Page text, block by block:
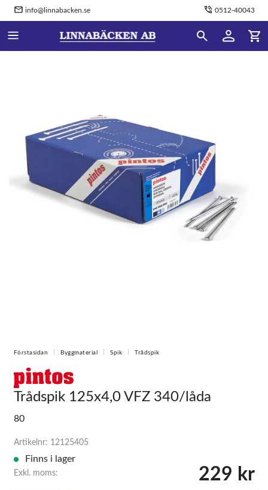
info@linnabacken.se 0512-40043
Förstasidan Byggmaterial Spik Trådspik
Trådspik 125x4,0 VFZ 340/låda
80
Artikelnr: 12125405
Finns i lager
Exkl. moms: 229 kr